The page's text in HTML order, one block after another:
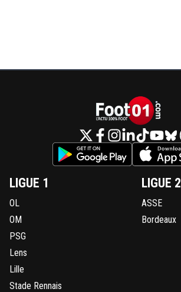
LIGUE 1
OL
OM
PSG
Lens
Lille
Stade Rennais
LIGUE 2
ASSE
Bordeaux